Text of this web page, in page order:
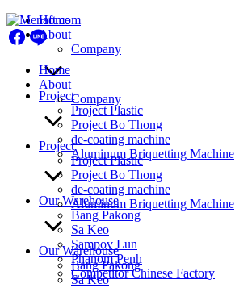
Skip
to
content
Home
About
Company
Project
Project Plastic
Project Bo Thong
de-coating machine
Aluminum Briquetting Machine
Our Warehouse
Bang Pakong
Sa Keo
Home
About
Company
Project
Project Plastic
Project Bo Thong
de-coating machine
Aluminum Briquetting Machine
Our Warehouse
Bang Pakong
Sa Keo
Sampov Lun
Phanom Penh
Competitor Chinese Factory